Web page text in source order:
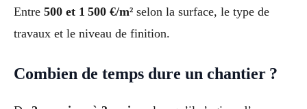
Entre 500 et 1 500 €/m² selon la surface, le type de
travaux et le niveau de finition.
Combien de temps dure un chantier ?